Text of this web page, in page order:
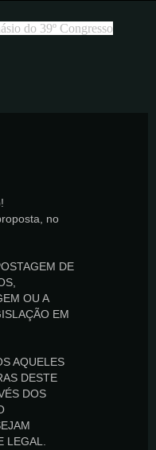
do 39º Congresso
no
DE
OU A
EM
AQUELES
DESTE
DOS
LEGAL.